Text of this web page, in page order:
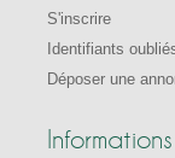
S'inscrire
Identifiants
Déposer une
Informations